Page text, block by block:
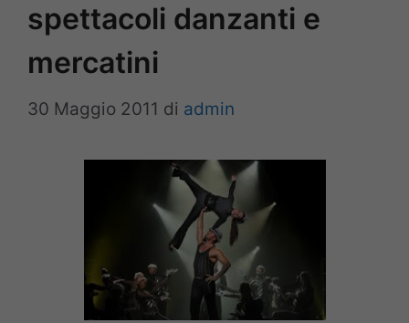
spettacoli danzanti e
mercatini
30 Maggio 2011 di admin